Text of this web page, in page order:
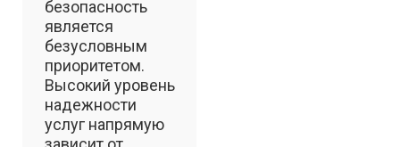
безопасность
является
безусловным
приоритетом.
Высокий уровень
надежности
услуг напрямую